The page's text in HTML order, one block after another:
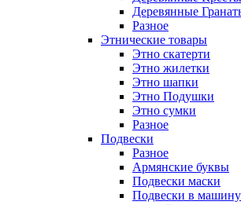
Деревянные
Разное
Этнические товары
Этно скатерти
Этно жилетки
Этно шапки
Этно Подушки
Этно сумки
Разное
Подвески
Разное
Армянские буквы
Подвески маски
Подвески в машину